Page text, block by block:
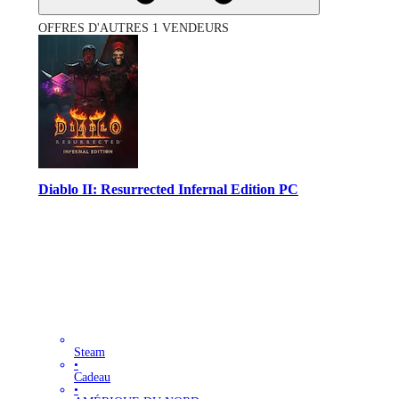
OFFRES D'AUTRES 1 VENDEURS
Diablo II: Resurrected Infernal Edition PC
Steam
•
Cadeau
•